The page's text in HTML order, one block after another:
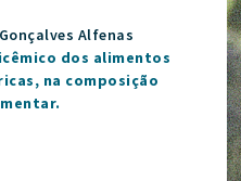
Alfenas
dos alimentos
na composição